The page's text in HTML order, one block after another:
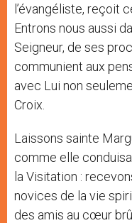
l’évangéliste, reçoit
Entrons nous aussi
Seigneur, de ses
communient aux
avec Lui non
Croix.
Laissons sainte
comme elle
la Visitation :
novices de la vie
des amis au cœur